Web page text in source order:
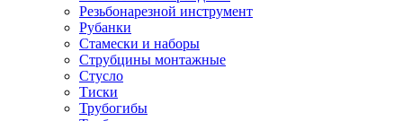
Резьбонарезной инструмент
Рубанки
Стамески и наборы
Струбцины монтажные
Стусло
Тиски
Трубогибы